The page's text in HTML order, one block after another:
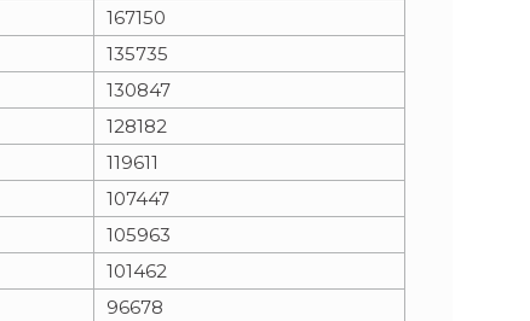
167150
135735
130847
128182
119611
107447
105963
101462
96678